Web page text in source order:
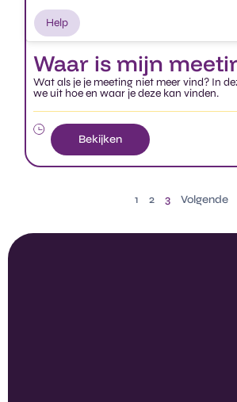
Waar is mijn
Wat als je je meeting niet meer vind? In
we uit hoe en waar je deze kan vinden.
Bekijken
1 2 3 Volgende